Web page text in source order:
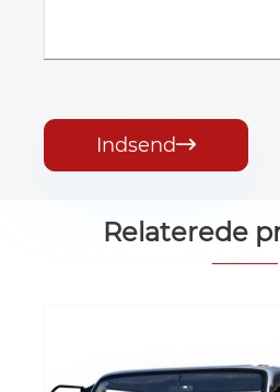
Indsend
Relaterede
4x2 diesel mini